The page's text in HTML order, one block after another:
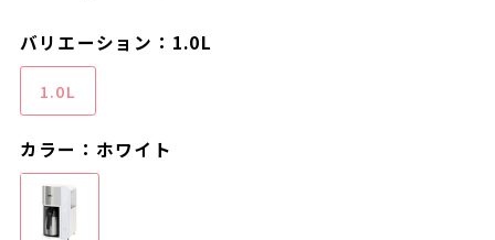
バリエーション：1.0L
1.0L
カラー：ホワイト